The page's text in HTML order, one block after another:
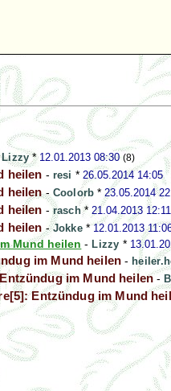
Lizzy*12.01.2013 08:30 (8)
heilen - resi * 26.05.2014 14:05
heilen- Coolorb * 23.05.2014
heilen -rasch* 21.04.2013 12:11
heilen -Jokke*12.01.2013
Mund heilen - Lizzy *
im Mund heilen -
im Mund heilen -
Entzündug im Mund